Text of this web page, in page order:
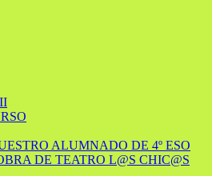
ALUMNADO DE 4º ESO
DE TEATRO L@S CHIC@S